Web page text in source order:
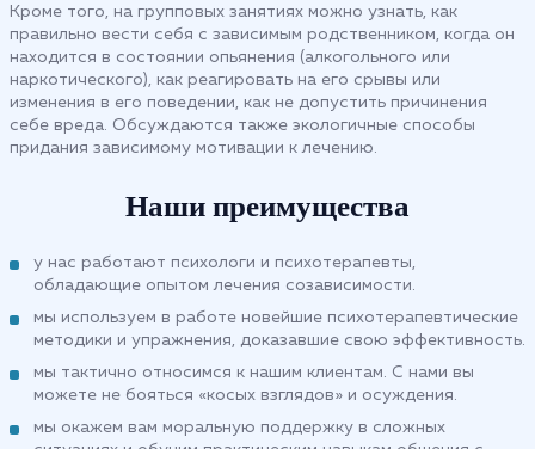
Кроме того, на групповых занятиях можно узнать, как
правильно вести себя с зависимым родственником, когда он
находится в состоянии опьянения (алкогольного или
наркотического), как реагировать на его срывы или
изменения в его поведении, как не допустить причинения
себе вреда. Обсуждаются также экологичные способы
придания зависимому мотивации к лечению.
Наши преимущества
у нас работают психологи и психотерапевты,
обладающие опытом лечения созависимости.
мы используем в работе новейшие психотерапевтические
методики и упражнения, доказавшие свою эффективность.
мы тактично относимся к нашим клиентам. С нами вы
можете не бояться «косых взглядов» и осуждения.
мы окажем вам моральную поддержку в сложных